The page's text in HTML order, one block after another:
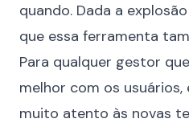
quando. Dada a
que essa ferramenta
Para qualquer gestor
melhor com os
muito atento às novas